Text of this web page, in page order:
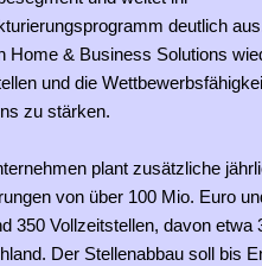
deutlich
Home & Business Solutions
und die
zu stärken.
plant zusätzliche
von über 100 Mio. Euro
350 Vollzeitstellen, davon etwa
Der Stellenabbau soll bis